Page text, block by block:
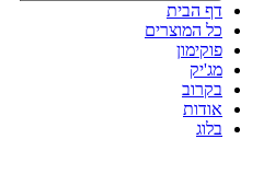
דף הבית
כל המוצרים
פוקימון
מג'יק
בקרוב
אודות
בלוג